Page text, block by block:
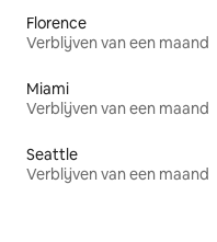
Florence
Verblijven van een maand
Miami
Verblijven van een maand
Seattle
Verblijven van een maand